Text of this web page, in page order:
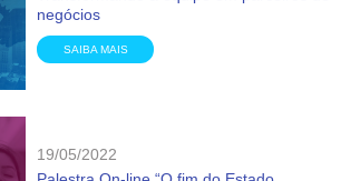
negócios
SAIBA MAIS
19/05/2022